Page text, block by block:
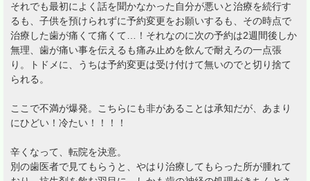
それでも最初によく話を聞かなかった自分が悪いと治療を続行す
るも、子供を預けられずに予約変更をお願いするも、その時点で
治療した歯が痛くて痛くて…！それなのに次の予約は2週間後しか
無理、歯が痛い事を伝えるも痛み止めを飲んで耐えろの一点張
り。トドメに、うちは予約変更は受け付けて無いのでと切り捨て
られる。
ここで不満が爆発。こちらにも非があることは承知だが、あまり
にひどい！冷たい！！！！
辛くなって、転院を決意。
別の歯医者で見てもらうと、やはり治療してもらった所が腫れて